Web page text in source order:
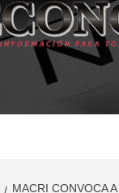
TOMAR
MACRI CONVOCA